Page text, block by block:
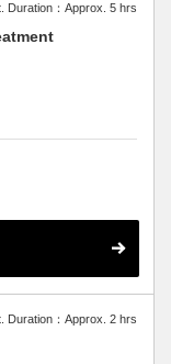
Duration：Approx. 5 hrs
ただいておりますの
すので
。
Duration：Approx. 2 hrs